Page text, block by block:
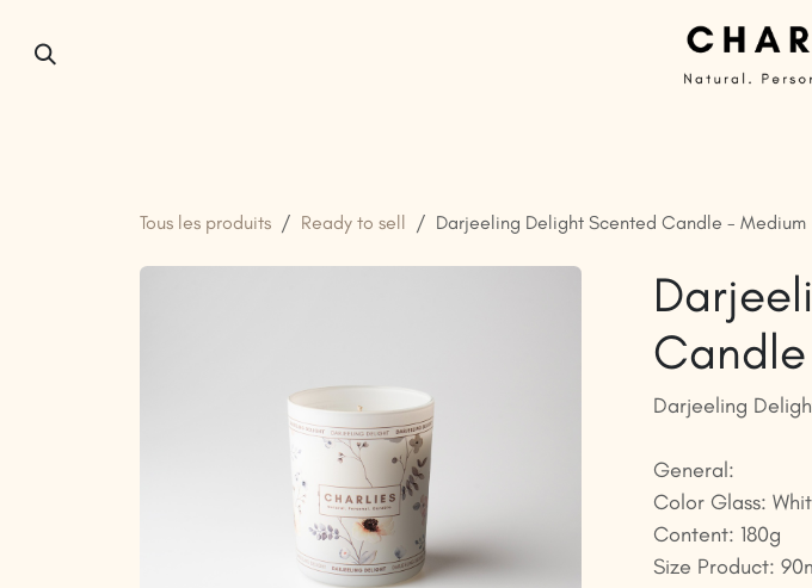
Tous les produits Ready to sell Darjeeling Delight Scented Candle - Medium
Darjeeling
General:
Color Glass:
Content: 180g
Size Product: